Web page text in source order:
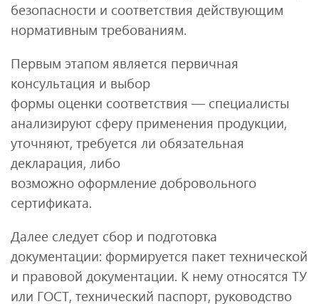
безопасности и соответствия действующим
нормативным требованиям.
Первым этапом является первичная
консультация и выбор
формы оценки соответствия — специалисты
анализируют сферу применения продукции,
уточняют, требуется ли обязательная
декларация, либо
возможно оформление добровольного
сертификата.
Далее следует сбор и подготовка
документации: формируется пакет технической
и правовой документации. К нему относятся ТУ
или ГОСТ, технический паспорт, руководство